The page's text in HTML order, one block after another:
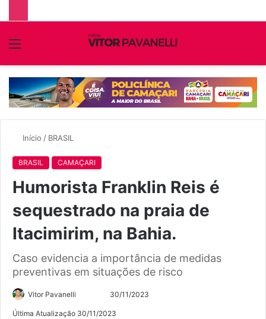
Menu
Início / BRASIL
BRASIL CAMAÇARI
Humorista Franklin Reis é
sequestrado na praia de
Itacimirim, na Bahia.
Caso evidencia a importância de medidas
preventivas em situações de risco
Vitor Pavanelli
no
Mande
um
30/11/2023
Última Atualização 30/11/2023